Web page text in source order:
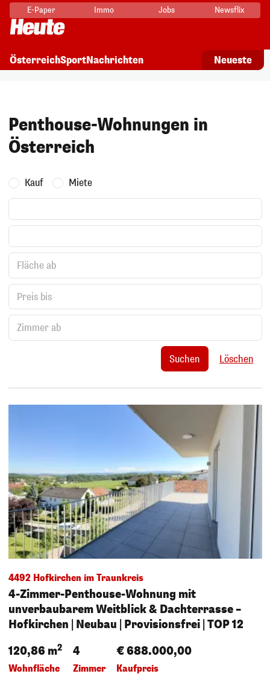
E-Paper Immo Jobs Newsflix
ÖsterreichSportNachrichten Neueste
Penthouse-Wohnungen in
Österreich
Kauf Miete
Suchen Löschen
4492 Hofkirchen im Traunkreis
4-Zimmer-Penthouse-Wohnung mit
unverbaubarem Weitblick & Dachterrasse –
Hofkirchen | Neubau | Provisionsfrei | TOP 12
120,86 m2
Wohnfläche
4
Zimmer
€ 688.000,00
Kaufpreis